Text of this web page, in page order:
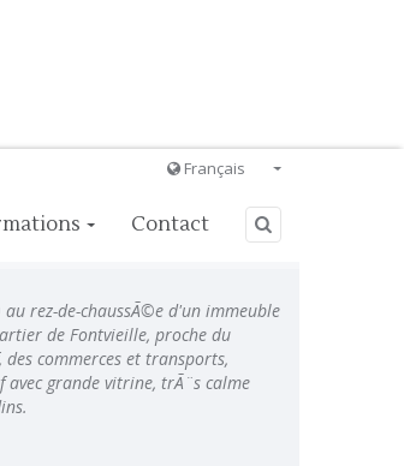
Français
Français
Italiano
Contact
rez-de-chaussÃ©e d'un immeuble
de Fontvieille, proche du
commerces et transports,
grande vitrine, trÃ¨s calme